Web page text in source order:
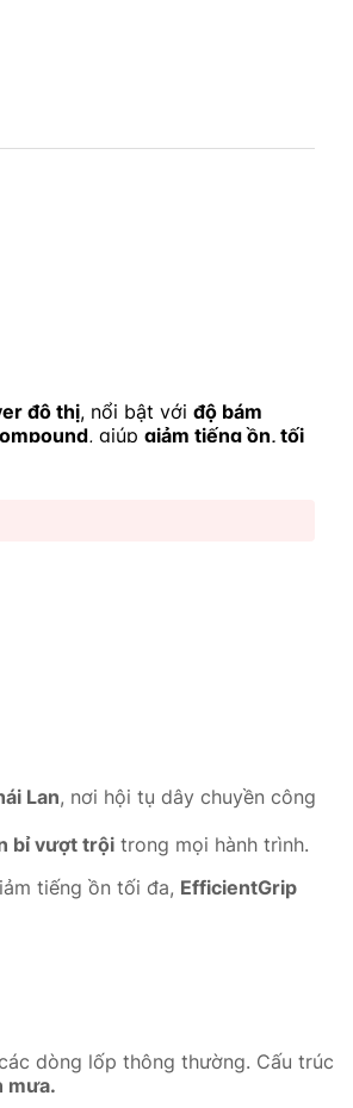
đô thị, nổi bật với độ bám
, giúp giảm tiếng ồn, tối
Lan, nơi hội tụ dây chuyền công
bỉ vượt trội trong mọi hành trình.
tiếng ồn tối đa, EfficientGrip
dòng lốp thông thường. Cấu trúc
mưa.